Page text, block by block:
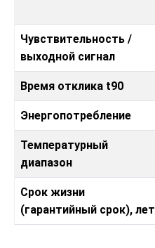
Чувствительность /
выходной сигнал
Время отклика t90
Энергопотребление
Температурный
диапазон
Срок жизни
(гарантийный срок), лет